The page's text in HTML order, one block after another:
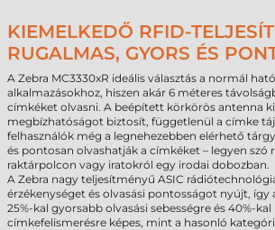
KIEMELKEDŐ RFID-
RUGALMAS, GYORS ÉS
A Zebra MC3330xR ideális választás a normál
alkalmazásokhoz, hiszen akár 6 méteres
címkéket olvasni. A beépített körkörös antenna
megbízhatóságot biztosít, függetlenül a címke
felhasználók még a legnehezebben elérhető
és pontosan olvashatják a címkéket – legyen szó
raktárpolcon vagy iratokról egy irodai dobozban.
A Zebra nagy teljesítményű ASIC
érzékenységet és olvasási pontosságot nyújt, így
25%-kal gyorsabb olvasási sebességre és 40%-
címkefelismerésre képes, mint a hasonló